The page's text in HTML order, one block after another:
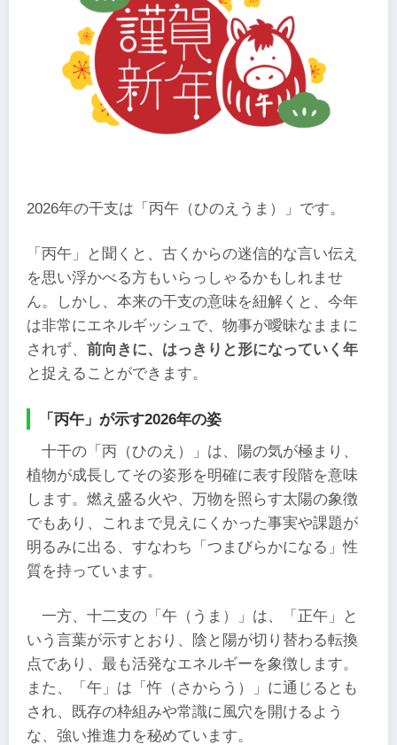
2026年の干支は「丙午（ひのえうま）」です。
「丙午」と聞くと、古くからの迷信的な言い伝え
を思い浮かべる方もいらっしゃるかもしれませ
ん。しかし、本来の干支の意味を紐解くと、今年
は非常にエネルギッシュで、物事が曖昧なままに
されず、 前向きに、はっきりと形になっていく年
と捉えることができます。
「丙午」が示す2026年の姿
十干の「丙（ひのえ）」は、陽の気が極まり、
植物が成長してその姿形を明確に表す段階を意味
します。燃え盛る火や、万物を照らす太陽の象徴
でもあり、これまで見えにくかった事実や課題が
明るみに出る、すなわち「つまびらかになる」性
質を持っています。
一方、十二支の「午（うま）」は、「正午」と
いう言葉が示すとおり、陰と陽が切り替わる転換
点であり、最も活発なエネルギーを象徴します。
また、「午」は「忤（さからう）」に通じるとも
され、既存の枠組みや常識に風穴を開けるよう
な、強い推進力を秘めています。